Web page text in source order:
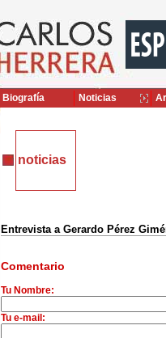
noticias
Entrevista a Gerardo Pérez
Comentario
Tu Nombre:
Tu e-mail:
Biografía Noticias